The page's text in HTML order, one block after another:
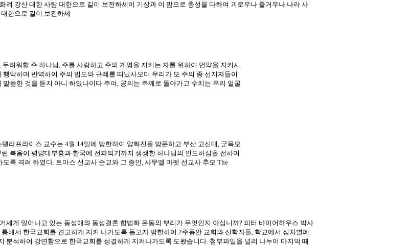
려 강산 대한 사람 대한으로 길이 보전하세이 기상과 이 맘으로 충성을 다하여 괴로우나 즐거우나 나라 사
한으로 길이 보전하세
려워할 주 하나님, 주를 사랑하고 주의 계명을 지키는 자를 위하여 언약을 지키시
악하며 반역하여 주의 법도와 규례를 떠났사오며 우리가 또 주의 종 선지자들이
씀한 것을 듣지 아니 하였나이다 주여, 공의는 주께로 돌아가고 수치는 우리 얼굴
라프라이스 교수는 4월 14일에 방한하여 양화진을 방문하고 부산 고신대, 군목모
복음이 평양대부흥과 한국에 전파되기까지 생생한 하나님의 인도하심을 전하며
록 격려 하였다. 토마스 선교사 순교와 그 증인, 사무엘 마펫 선교사 추모 The
세게 일어나고 있는 동성애와 동성결혼 합법화 운동의 뿌리가 무엇인지 아십니까? 피터 바이어하우스 박사
해서 한국교회를 견고하게 지켜 나가도록 돕고자 방한하여 2주동안 교회와 신학자들, 학교에서 성차별폐
분석하여 강연함으로 한국교회를 성결하게 지켜나가도록 도왔습니다. 첨부파일을 널리 나누어 마지막 때